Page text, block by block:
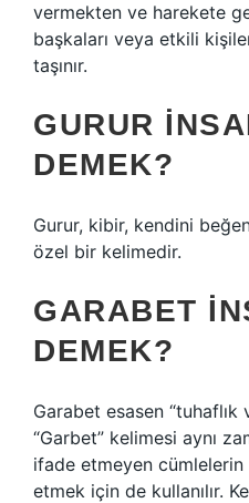
vermekten ve harekete
başkaları veya etkili
taşınır.
GURUR
DEMEK?
Gurur, kibir, kendini
özel bir kelimedir.
GARABET
DEMEK?
Garabet esasen “tuhaflık
“Garbet” kelimesi aynı
ifade etmeyen cümlelerin
etmek için de kullanılır.